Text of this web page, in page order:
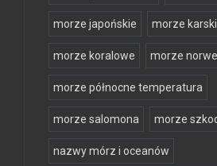
morze japońskie morze
morze koralowe morze
morze północne temperatura
morze salomona morze
nazwy mórz i oceanów